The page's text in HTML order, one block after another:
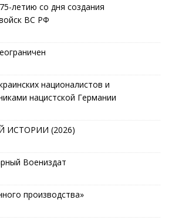
летию со дня создания
ВС РФ
националистов и
нацистской Германии
ИСТОРИИ (2026)
Воениздат
производства»